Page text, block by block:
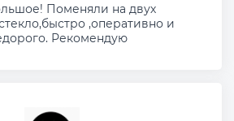
Поменяли на двух
,оперативно и
Рекомендую